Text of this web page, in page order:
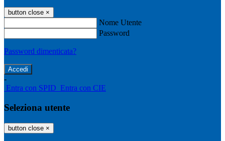
button close ×
Nome Utente
Password
Password dimenticata?
-
Entra con SPID Entra con CIE
Seleziona utente
button close ×